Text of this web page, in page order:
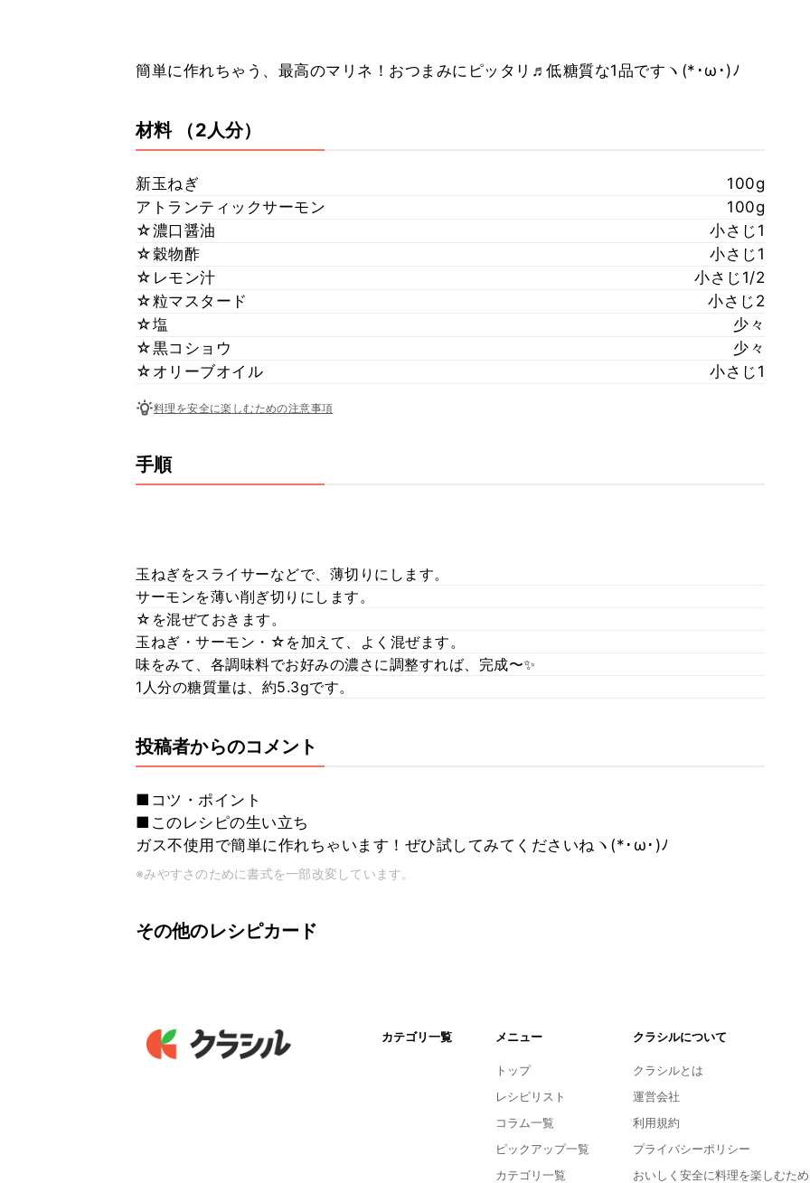
簡単に作れちゃう、最高のマリネ！おつまみにピッタリ♬低糖質な1品ですヽ(*･ω･)ﾉ
材料 （2人分）
新玉ねぎ
100g
アトランティックサーモン
100g
☆濃口醤油
小さじ1
☆穀物酢
小さじ1
☆レモン汁
小さじ1/2
☆粒マスタード
小さじ2
☆塩
少々
☆黒コショウ
少々
☆オリーブオイル
小さじ1
料理を安全に楽しむための注意事項
手順
玉ねぎをスライサーなどで、薄切りにします。
サーモンを薄い削ぎ切りにします。
☆を混ぜておきます。
玉ねぎ・サーモン・☆を加えて、よく混ぜます。
味をみて、各調味料でお好みの濃さに調整すれば、完成〜✨
1人分の糖質量は、約5.3gです。
投稿者からのコメント
■コツ・ポイント
■このレシピの生い立ち
ガス不使用で簡単に作れちゃいます！ぜひ試してみてくださいねヽ(*･ω･)ﾉ
※みやすさのために書式を一部改変しています。
その他のレシピカード
カテゴリ一覧 メニュー
トップ
レシピリスト
コラム一覧
ピックアップ一覧
カテゴリ一覧
クラシルについて
クラシルとは
運営会社
利用規約
プライバシーポリシー
おいしく安全に料理を楽しむため